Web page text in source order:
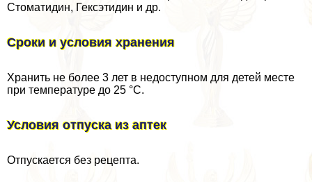
Стоматидин, Гексэтидин и др.
Сроки и условия хранения
Хранить не более 3 лет в недоступном для детей месте
при температуре до 25 °С.
Условия отпуска из аптек
Отпускается без рецепта.